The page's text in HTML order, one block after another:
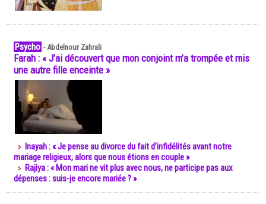
Psycho -Abdelnour Zahrali
Farah : « J’ai découvert que mon conjoint m’a trompée et mis
une autre fille enceinte »
Inayah : « Je pense au divorce du fait d’infidélités avant notre
mariage religieux, alors que nous étions en couple »
Rajiya : « Mon mari ne vit plus avec nous, ne participe pas aux
dépenses : suis-je encore mariée ? »